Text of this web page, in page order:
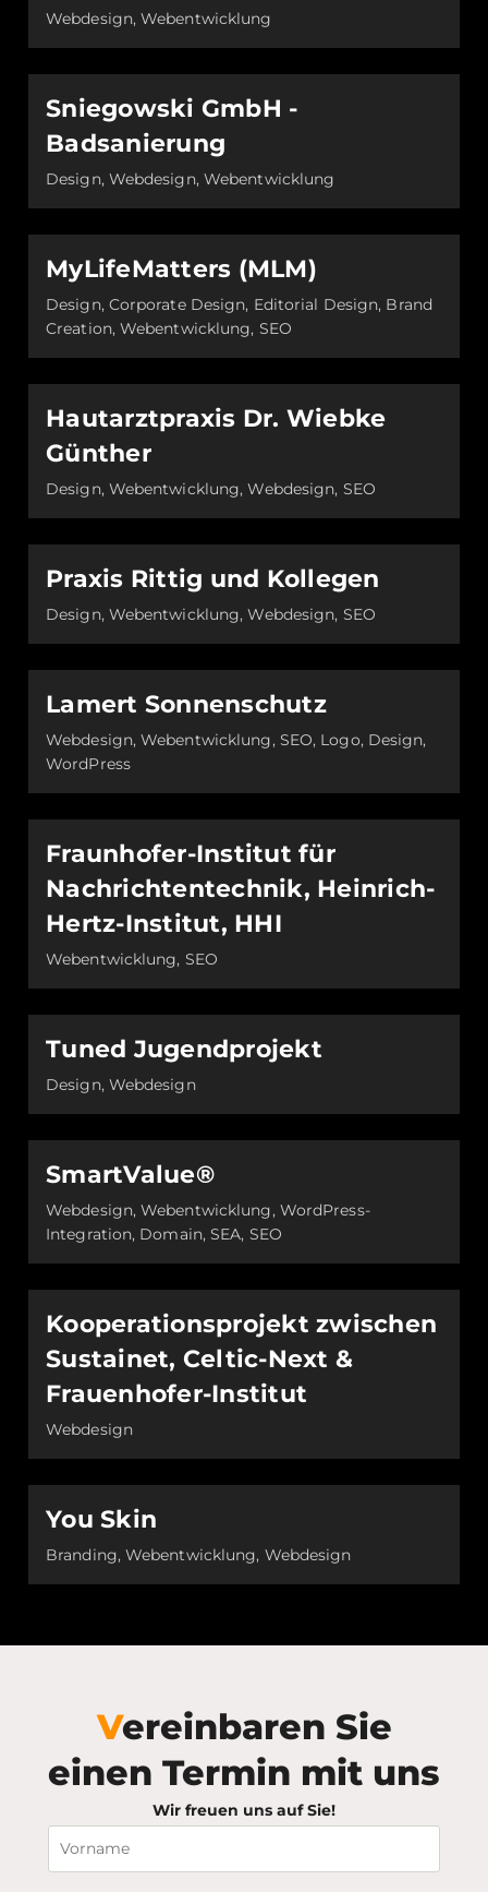
Webdesign, Webentwicklung
Sniegowski GmbH -
Badsanierung
Design, Webdesign, Webentwicklung
MyLifeMatters (MLM)
Design, Corporate Design, Editorial Design, Brand
Creation, Webentwicklung, SEO
Hautarztpraxis Dr. Wiebke
Günther
Design, Webentwicklung, Webdesign, SEO
Praxis Rittig und Kollegen
Design, Webentwicklung, Webdesign, SEO
Lamert Sonnenschutz
Webdesign, Webentwicklung, SEO, Logo, Design,
WordPress
Fraunhofer-Institut für
Nachrichtentechnik, Heinrich-
Hertz-Institut, HHI
Webentwicklung, SEO
Tuned Jugendprojekt
Design, Webdesign
SmartValue®
Webdesign, Webentwicklung, WordPress-
Integration, Domain, SEA, SEO
Kooperationsprojekt zwischen
Sustainet, Celtic-Next &
Frauenhofer-Institut
Webdesign
You Skin
Branding, Webentwicklung, Webdesign
Vereinbaren Sie
einen Termin mit uns
Wir freuen uns auf Sie!